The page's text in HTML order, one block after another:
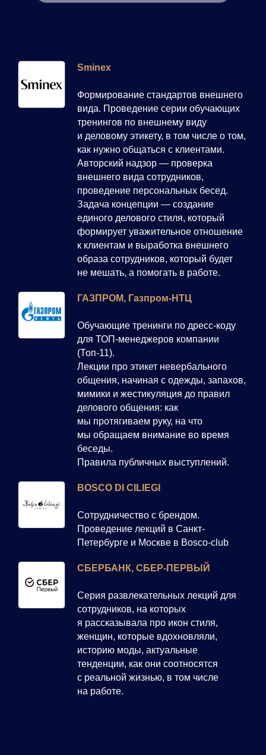
Sminex
Формирование стандартов внешнего
вида. Проведение серии обучающих
тренингов по внешнему виду
и деловому этикету, в том числе о том,
как нужно общаться с клиентами.
Авторский надзор — проверка
внешнего вида сотрудников,
проведение персональных бесед.
Задача концепции — создание
единого делового стиля, который
формирует уважительное отношение
к клиентам и выработка внешнего
образа сотрудников, который будет
не мешать, а помогать в работе.
ГАЗПРОМ, Газпром-НТЦ
Обучающие тренинги по дресс-коду
для ТОП-менеджеров компании
(Топ-11).
Лекции про этикет невербального
общения, начиная с одежды, запахов,
мимики и жестикуляция до правил
делового общения: как
мы протягиваем руку, на что
мы обращаем внимание во время
беседы.
Правила публичных выступлений.
BOSCO DI CILIEGI
Сотрудничество с брендом.
Проведение лекций в Санкт-
Петербурге и Москве в Bosco-club
СБЕРБАНК, СБЕР-ПЕРВЫЙ
Серия развлекательных лекций для
сотрудников, на которых
я рассказывала про икон стиля,
женщин, которые вдохновляли,
историю моды, актуальные
тенденции, как они соотносятся
с реальной жизнью, в том числе
на работе.